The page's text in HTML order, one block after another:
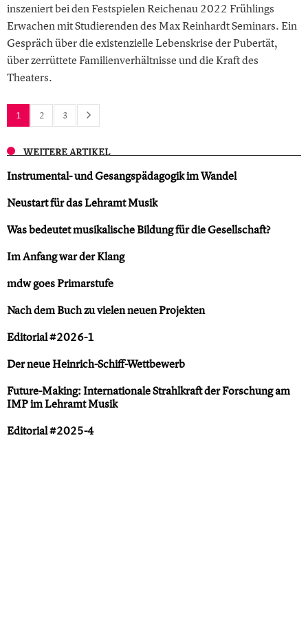
inszeniert bei den Festspielen Reichenau 2022 Frühlings
Erwachen mit Studierenden des Max Reinhardt Seminars. Ein
Gespräch über die existenzielle Lebenskrise der Pubertät,
über zerrüttete Familienverhältnisse und die Kraft des
Theaters.
1 2 3
WEITERE ARTIKEL
Instrumental- und Gesangspädagogik im Wandel
Neustart für das Lehramt Musik
Was bedeutet musikalische Bildung für die Gesellschaft?
Im Anfang war der Klang
mdw goes Primarstufe
Nach dem Buch zu vielen neuen Projekten
Editorial #2026-1
Der neue Heinrich-Schiff-Wettbewerb
Future-Making: Internationale Strahlkraft der Forschung am
IMP im Lehramt Musik
Editorial #2025-4